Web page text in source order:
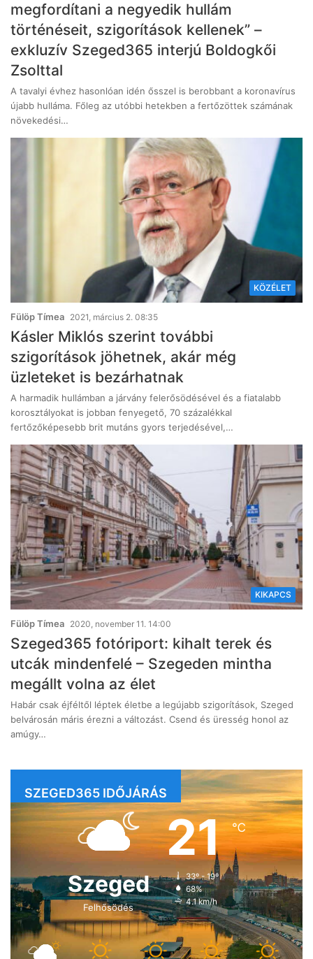
megfordítani a negyedik hullám
történéseit, szigorítások kellenek” –
exkluzív Szeged365 interjú Boldogkői
Zsolttal
A tavalyi évhez hasonlóan idén ősszel is berobbant a koronavírus
újabb hulláma. Főleg az utóbbi hetekben a fertőzöttek számának
növekedési…
KÖZÉLET
Fülöp Tímea 2021, március 2. 08:35
Kásler Miklós szerint további
szigorítások jöhetnek, akár még
üzleteket is bezárhatnak
A harmadik hullámban a járvány felerősödésével és a fiatalabb
korosztályokat is jobban fenyegető, 70 százalékkal
fertőzőképesebb brit mutáns gyors terjedésével,…
KIKAPCS
Fülöp Tímea 2020, november 11. 14:00
Szeged365 fotóriport: kihalt terek és
utcák mindenfelé – Szegeden mintha
megállt volna az élet
Habár csak éjféltől léptek életbe a legújabb szigorítások, Szeged
belvárosán máris érezni a változást. Csend és üresség honol az
amúgy…
SZEGED365 IDŐJÁRÁS
Szeged
Felhősödés
21℃
33º - 19º
68%
4.1 km/h